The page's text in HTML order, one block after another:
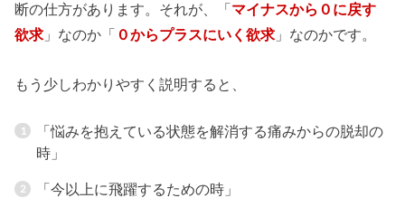
断の仕方があります。それが、「マイナスから０に戻す
欲求 」なのか「 ０からプラスにいく欲求 」なのかです。
もう少しわかりやすく説明すると、
「悩みを抱えている状態を解消する痛みからの脱却の
時」
「今以上に飛躍するための時」